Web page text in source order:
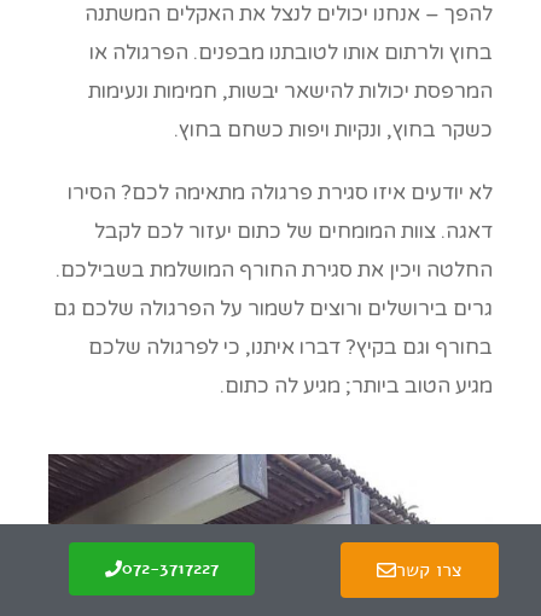
להפך – אנחנו יכולים לנצל את האקלים המשתנה
בחוץ ולרתום אותו לטובתנו מבפנים. הפרגולה או
המרפסת יכולות להישאר יבשות, חמימות ונעימות
כשקר בחוץ, ונקיות ויפות כשחם בחוץ.
לא יודעים איזו סגירת פרגולה מתאימה לכם? הסירו
דאגה. צוות המומחים של כתום יעזור לכם לקבל
החלטה ויכין את סגירת החורף המושלמת בשבילכם.
גרים בירושלים ורוצים לשמור על הפרגולה שלכם גם
בחורף וגם בקיץ? דברו איתנו, כי לפרגולה שלכם
מגיע הטוב ביותר; מגיע לה כתום.
צרו קשר 072-3717227
גלילה
לראש